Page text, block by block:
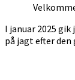
I januar 2025
på jagt efter den